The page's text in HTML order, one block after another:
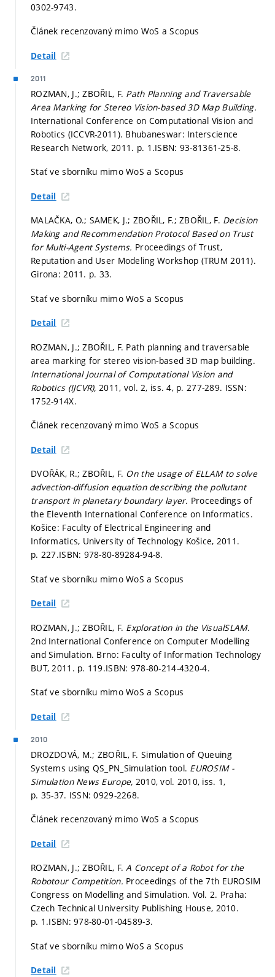
0302-9743.
Článek recenzovaný mimo WoS a Scopus
Detail
2011
ROZMAN, J.; ZBOŘIL, F. Path Planning and Traversable
Area Marking for Stereo Vision-based 3D Map Building.
International Conference on Computational Vision and
Robotics (ICCVR-2011). Bhubaneswar: Interscience
Research Network, 2011. p. 1.ISBN: 93-81361-25-8.
Stať ve sborníku mimo WoS a Scopus
Detail
MALAČKA, O.; SAMEK, J.; ZBOŘIL, F.; ZBOŘIL, F. Decision
Making and Recommendation Protocol Based on Trust
for Multi-Agent Systems. Proceedings of Trust,
Reputation and User Modeling Workshop (TRUM 2011).
Girona: 2011. p. 33.
Stať ve sborníku mimo WoS a Scopus
Detail
ROZMAN, J.; ZBOŘIL, F. Path planning and traversable
area marking for stereo vision-based 3D map building.
International Journal of Computational Vision and
Robotics (IJCVR),2011, vol. 2, iss. 4, p. 277-289. ISSN:
1752-914X.
Článek recenzovaný mimo WoS a Scopus
Detail
DVOŘÁK, R.; ZBOŘIL, F. On the usage of ELLAM to solve
advection-diffusion equation describing the pollutant
transport in planetary boundary layer. Proceedings of
the Eleventh International Conference on Informatics.
Košice: Faculty of Electrical Engineering and
Informatics, University of Technology Košice, 2011.
p. 227.ISBN: 978-80-89284-94-8.
Stať ve sborníku mimo WoS a Scopus
Detail
ROZMAN, J.; ZBOŘIL, F. Exploration in the VisualSLAM.
2nd International Conference on Computer Modelling
and Simulation. Brno: Faculty of Information Technology
BUT, 2011. p. 119.ISBN: 978-80-214-4320-4.
Stať ve sborníku mimo WoS a Scopus
Detail
2010
DROZDOVÁ, M.; ZBOŘIL, F. Simulation of Queuing
Systems using QS_PN_Simulation tool. EUROSIM -
Simulation News Europe, 2010, vol. 2010, iss. 1,
p. 35-37. ISSN: 0929-2268.
Článek recenzovaný mimo WoS a Scopus
Detail
ROZMAN, J.; ZBOŘIL, F.A Concept of a Robot for the
Robotour Competition. Proceedings of the 7th EUROSIM
Congress on Modelling and Simulation. Vol. 2. Praha:
Czech Technical University Publishing House, 2010.
p. 1.ISBN: 978-80-01-04589-3.
Stať ve sborníku mimo WoS a Scopus
Detail